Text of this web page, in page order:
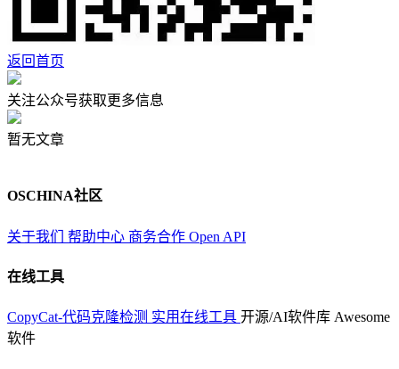
返回首页
关注公众号获取更多信息
暂无文章
OSCHINA社区
关于我们 帮助中心 商务合作 Open API
在线工具
CopyCat-代码克隆检测 实用在线工具 开源/AI软件库 Awesome
软件